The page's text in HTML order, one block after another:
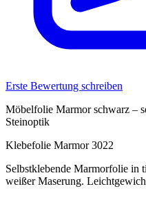
Erste Bewertung schreiben
Möbelfolie Marmor schwarz –
Steinoptik
Klebefolie Marmor 3022
Selbstklebende Marmorfolie in
weißer Maserung.